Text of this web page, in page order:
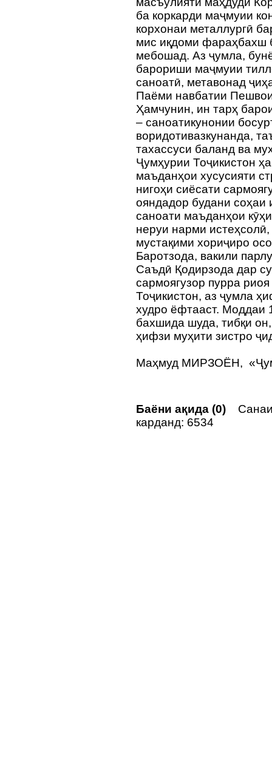
ба коркарди маҷмуии
корхонаи металлургӣ
мис иқдоми фараҳбахш
мебошад. Аз ҷумла,
барориши маҷмуии
саноатӣ, метавонад
Паёми навбатии
Ҳамчунин, ин тарҳ
– саноатикунонии
воридотивазкунанда,
тахассуси баланд ва
Ҷумҳурии Тоҷикистон
маъданҳои хусусияти
нигоҳи сиёсати
ояндадор будани соҳаи
саноати маъданҳои
неруи нарми
мустақими хориҷиро
Баротзода, вакили
Саъдӣ Қодирзода дар
сармоягузор пурра
Тоҷикистон, аз ҷумла
худро ёфтааст. Моддаи
бахшида шуда, тибқи
ҳифзи муҳити зистро
Маҳмуд МИРЗОЁН,
Баёни ақида (0)
карданд: 6534